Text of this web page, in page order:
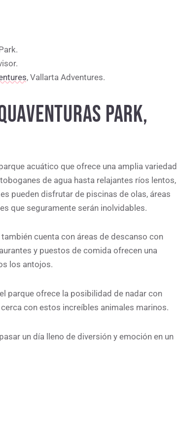
, Vallarta Adventures.
PARK,
acuático que ofrece una amplia variedad
de agua hasta relajantes ríos lentos,
pueden disfrutar de piscinas de olas, áreas
que seguramente serán inolvidables.
cuenta con áreas de descanso con
y puestos de comida ofrecen una
los antojos.
parque ofrece la posibilidad de nadar con
con estos increíbles animales marinos.
un día lleno de diversión y emoción en un